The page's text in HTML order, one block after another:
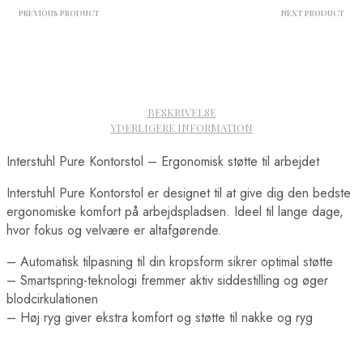
PREVIOUS PRODUCT NEXT PRODUCT
BESKRIVELSE
YDERLIGERE INFORMATION
Interstuhl Pure Kontorstol – Ergonomisk støtte til arbejdet
Interstuhl Pure Kontorstol er designet til at give dig den bedste
ergonomiske komfort på arbejdspladsen. Ideel til lange dage,
hvor fokus og velvære er altafgørende.
– Automatisk tilpasning til din kropsform sikrer optimal støtte
– Smartspring-teknologi fremmer aktiv siddestilling og øger
blodcirkulationen
– Høj ryg giver ekstra komfort og støtte til nakke og ryg